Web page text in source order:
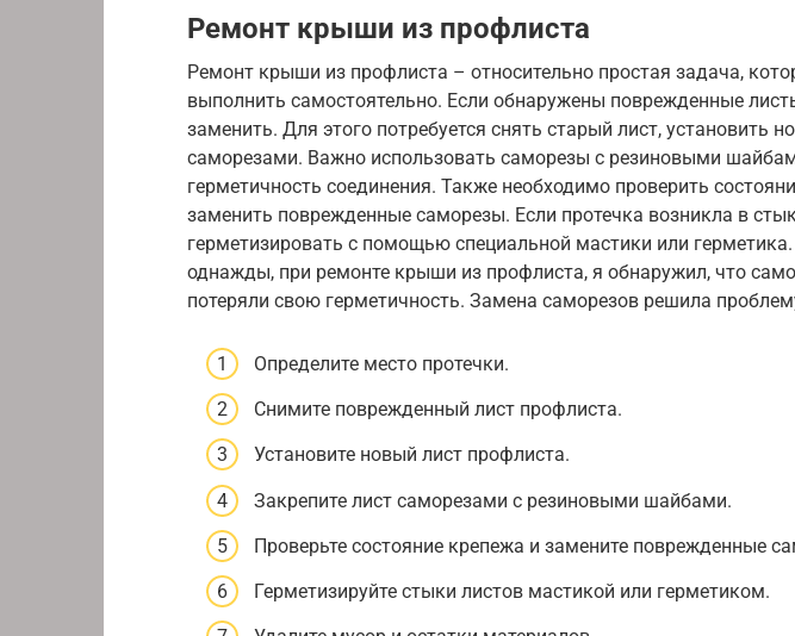
Ремонт крыши из профлиста
Ремонт крыши из профлиста – относительно простая задача,
выполнить самостоятельно. Если обнаружены поврежденные
заменить. Для этого потребуется снять старый лист, установить
саморезами. Важно использовать саморезы с резиновыми
герметичность соединения. Также необходимо проверить
заменить поврежденные саморезы. Если протечка возникла в
герметизировать с помощью специальной мастики или
однажды, при ремонте крыши из профлиста, я обнаружил, что
потеряли свою герметичность. Замена саморезов решила
Определите место протечки.
Снимите поврежденный лист профлиста.
Установите новый лист профлиста.
Закрепите лист саморезами с резиновыми шайбами.
Проверьте состояние крепежа и замените поврежденные
Герметизируйте стыки листов мастикой или герметиком.